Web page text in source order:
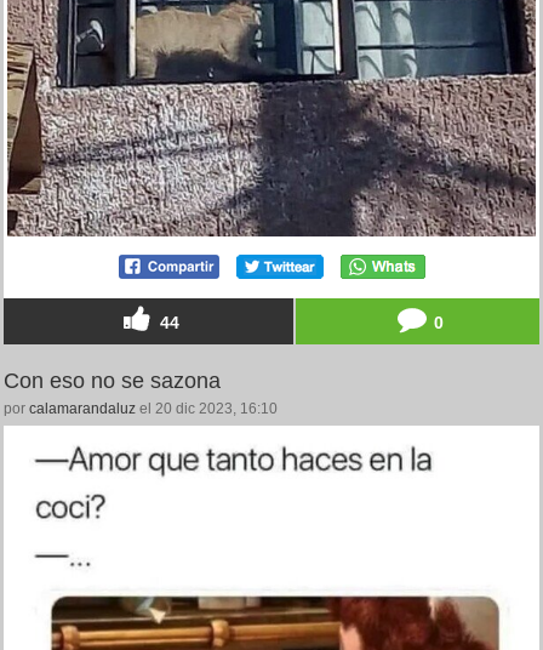
44 0
Con eso no se sazona
por calamarandaluz el 20 dic 2023, 16:10